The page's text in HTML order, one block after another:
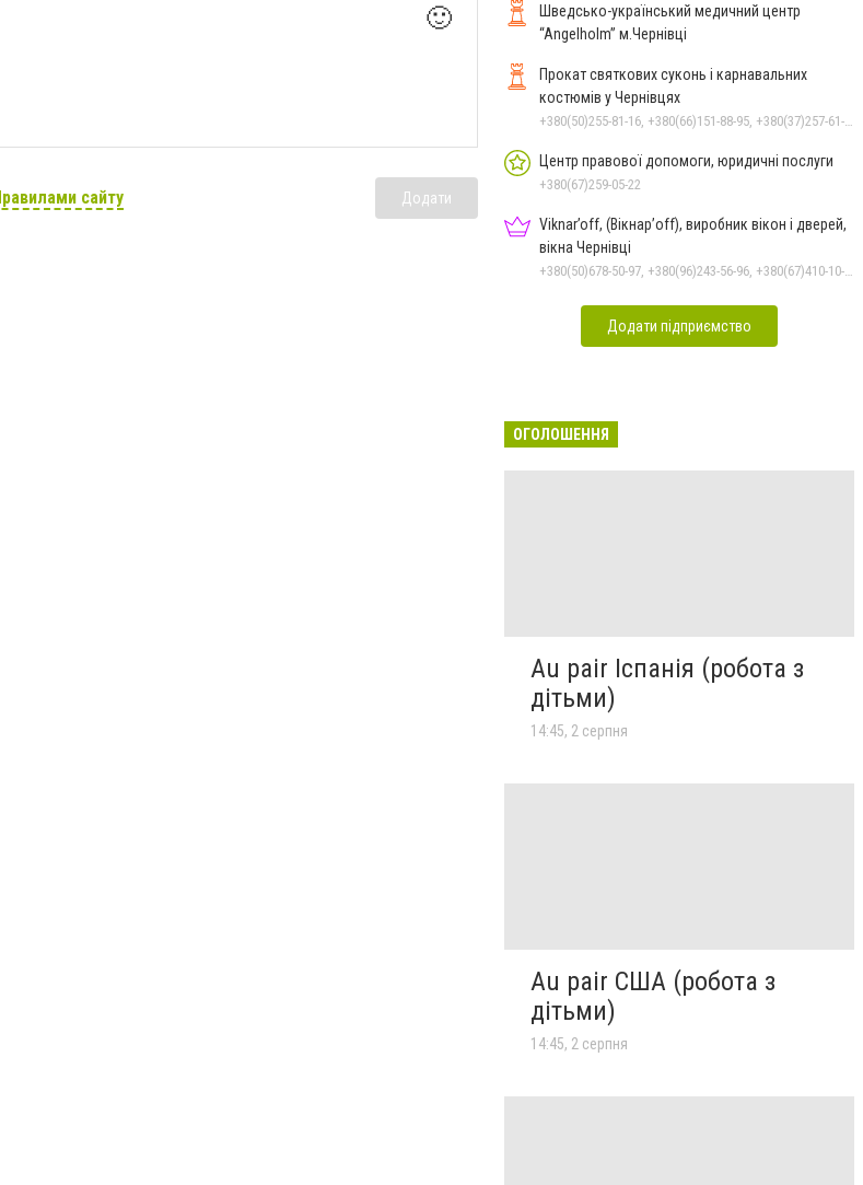
🙂
сайту Додати
Шведсько-український медичний центр
“Angelholm” м.Чернівці
Прокат святкових суконь і карнавальних
костюмів у Чернівцях
Центр правової допомоги, юридичні послуги
+380(67)259-05-22
Viknar’off, (Вікнар’off), виробник вікон і дверей,
вікна Чернівці
Додати підприємство
ОГОЛОШЕННЯ
Au pair Іспанія (робота з
дітьми)
14:45, 2 серпня
Au pair США (робота з
дітьми)
14:45, 2 серпня